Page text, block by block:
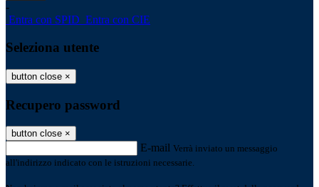
-
Entra con SPID Entra con CIE
Seleziona utente
button close ×
Recupero password
button close ×
E-mail Verrà inviato un messaggio
all'indirizzo indicato con le istruzioni necessarie.